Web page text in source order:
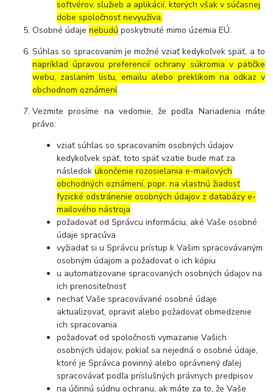
softvérov, služieb a aplikácií, ktorých však v súčasnej
dobe spoločnosť nevyužíva.
Osobné údajenebudú poskytnuté mimo územia EÚ.
Súhlas so spracovaním je možné vziať kedykoľvek späť, a to
napríklad úpravou preferencií ochrany súkromia v pätičke
webu, zaslaním listu, emailu alebo preklikom na odkaz v
obchodnom oznámení.
Vezmite prosíme na vedomie, že podľa Nariadenia máte
právo:
vziať súhlas so spracovaním osobných údajov
kedykoľvek späť, toto späť vzatie bude mať za
následokukončenie rozosielania e-mailových
obchodných oznámení, popr. na vlastnú žiadosť
fyzické odstránenie osobných údajov z databázy e-
mailového nástroja
požadovať od Správcu informáciu, aké Vaše osobné
údaje spracúva
vyžiadať si u Správcu prístup k Vašim spracovávaným
osobným údajom a požadovať o ich kópiu
u automatizovane spracovaných osobných údajov na
ich prenositeľnosť
nechať Vaše spracovávané osobné údaje
aktualizovať, opraviť alebo požadovať obmedzenie
ich spracovania
požadovať od spoločnosti vymazanie Vašich
osobných údajov, pokiaľ sa nejedná o osobné údaje,
ktoré je Správca povinný alebo oprávnený ďalej
spracovávať podľa príslušných právnych predpisov
na účinnú súdnu ochranu, ak máte za to, že Vaše